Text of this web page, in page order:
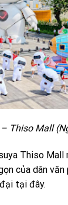
Thiso Mall
Thiso Mall
của dân
tại đây.